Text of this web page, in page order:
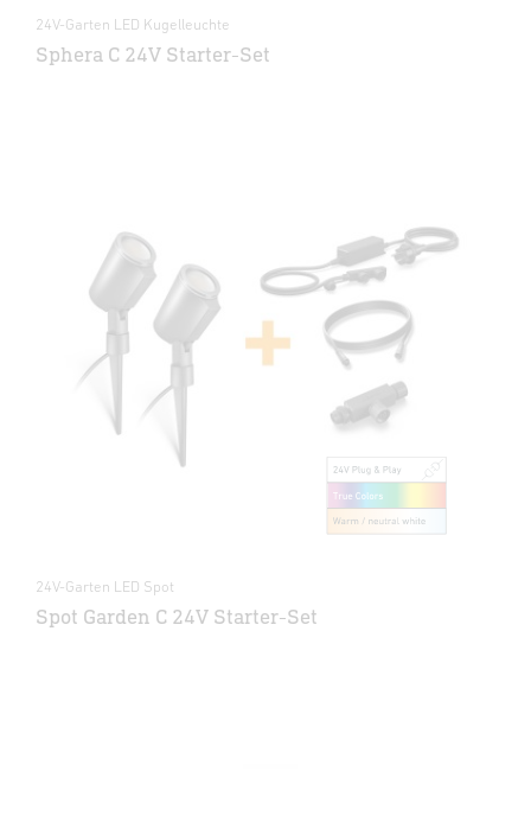
24V-Garten LED Kugelleuchte
Sphera C 24V Starter-Set
24V-Garten LED Spot
Spot Garden C 24V Starter-Set